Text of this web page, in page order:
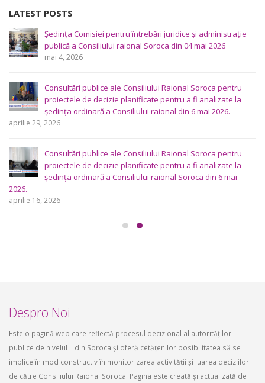
LATEST POSTS
Ședința Comisiei pentru întrebări juridice şi administraţie
publică a Consiliului raional Soroca din 04 mai 2026
mai 4, 2026
Consultări publice ale Consiliului Raional Soroca pentru
proiectele de decizie planificate pentru a fi analizate la
ședința ordinară a Consiliului raional din 6 mai 2026.
aprilie 29, 2026
Consultări publice ale Consiliului Raional Soroca pentru
proiectele de decizie planificate pentru a fi analizate la
ședința ordinară a Consiliului raional Soroca din 6 mai
2026.
aprilie 16, 2026
Despro Noi
Este o pagină web care reflectă procesul decizional al autorităților
publice de nivelul II din Soroca și oferă cetățenilor posibilitatea să se
implice în mod constructiv în monitorizarea activității și luarea deciziilor
de către Consiliului Raional Soroca. Pagina este creată și actualizată de